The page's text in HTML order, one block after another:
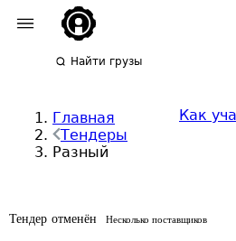
Найти грузы
Главная
Тендеры
Разный
Как
Тендер отменён Несколько поставщиков